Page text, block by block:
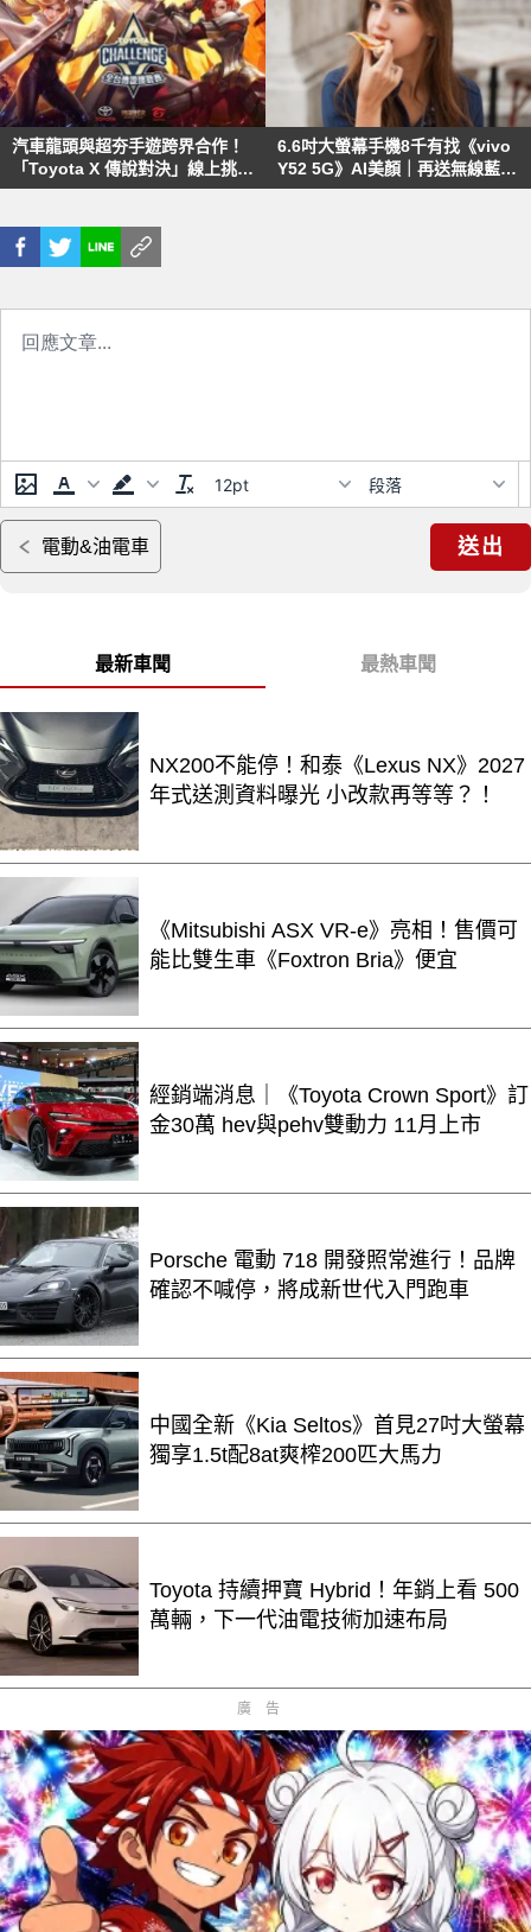
汽車龍頭與超夯手遊跨界合作！
「Toyota X 傳說對決」線上挑戰
賽 冠軍享20萬、車主參賽即獲獎
6.6吋大螢幕手機8千有找《vivo
Y52 5G》AI美顏｜再送無線藍牙
耳機
12pt 段落
電動&油電車 送出
最新車聞 最熱車聞
NX200不能停！和泰《Lexus NX》2027
年式送測資料曝光 小改款再等等？！
《Mitsubishi ASX VR-e》亮相！售價可
能比雙生車《Foxtron Bria》便宜
經銷端消息｜《Toyota Crown Sport》訂
金30萬 hev與pehv雙動力 11月上市
Porsche 電動 718 開發照常進行！品牌
確認不喊停，將成新世代入門跑車
中國全新《Kia Seltos》首見27吋大螢幕
獨享1.5t配8at爽榨200匹大馬力
Toyota 持續押寶 Hybrid！年銷上看 500
萬輛，下一代油電技術加速布局
廣告